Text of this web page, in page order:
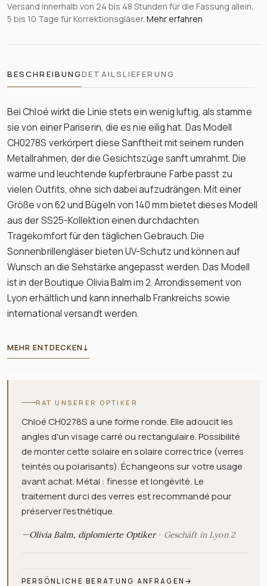
Versand innerhalb von 24 bis 48 Stunden für die Fassung allein,
5 bis 10 Tage für Korrektionsgläser. Mehr erfahren
BESCHREIBUNGDETAILSLIEFERUNG
Bei Chloé wirkt die Linie stets ein wenig luftig, als stamme
sie von einer Pariserin, die es nie eilig hat. Das Modell
CH0278S verkörpert diese Sanftheit mit seinem runden
Metallrahmen, der die Gesichtszüge sanft umrahmt. Die
warme und leuchtende kupferbraune Farbe passt zu
vielen Outfits, ohne sich dabei aufzudrängen. Mit einer
Größe von 62 und Bügeln von 140 mm bietet dieses Modell
aus der SS25-Kollektion einen durchdachten
Tragekomfort für den täglichen Gebrauch. Die
Sonnenbrillengläser bieten UV-Schutz und können auf
Wunsch an die Sehstärke angepasst werden. Das Modell
ist in der Boutique Olivia Balm im 2. Arrondissement von
Lyon erhältlich und kann innerhalb Frankreichs sowie
international versandt werden.
MEHR ENTDECKEN↓
RAT UNSERER OPTIKER
Chloé CH0278S a une forme ronde. Elle adoucit les
angles d'un visage carré ou rectangulaire. Possibilité
de monter cette solaire en solaire correctrice (verres
teintés ou polarisants). Échangeons sur votre usage
avant achat. Métal : finesse et longévité. Le
traitement durci des verres est recommandé pour
préserver l'esthétique.
—Olivia Balm, diplomierte Optiker Geschäft in Lyon 2
PERSÖNLICHE BERATUNG ANFRAGEN →